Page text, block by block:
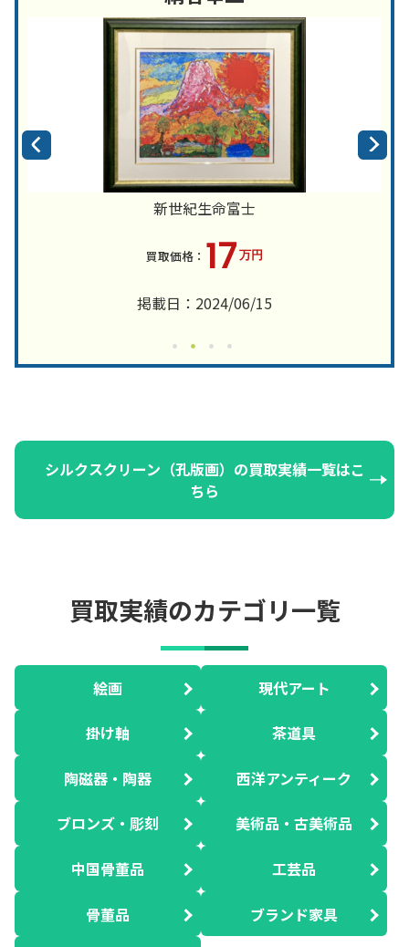
新世紀生命富士
17万円
掲載日：2024/06/15
シルクスクリーン（孔版画）の買取実績一覧はこ
ちら
買取実績のカテゴリ一覧
絵画 現代アート
掛け軸 茶道具
陶磁器・陶器 西洋アンティーク
ブロンズ・彫刻 美術品・古美術品
中国骨董品 工芸品
骨董品 ブランド家具